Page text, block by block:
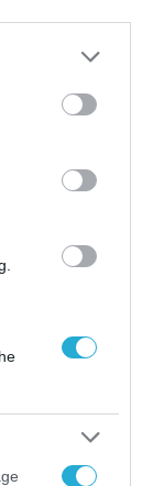
more Google
may click to
party tags to
below Google